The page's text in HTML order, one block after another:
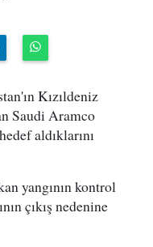
Kızıldeniz
Saudi Aramco
aldıklarını
yangının kontrol
çıkış nedenine